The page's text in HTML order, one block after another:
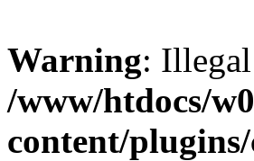
Warning:
/www/htdocs/
content/